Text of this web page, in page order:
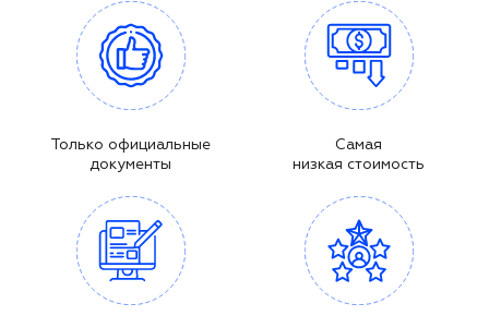
Только официальные
документы
Самая
низкая стоимость